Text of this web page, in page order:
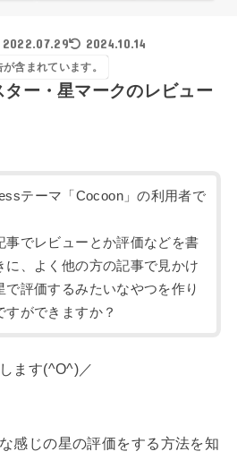
2022.07.29 2024.10.14
含まれています。
ー・星マークのレビュー
テーマ「Cocoon」の利用者で
事でレビューとか評価などを書
に、よく他の方の記事で見かけ
で評価するみたいなやつを作り
すができますか？
ます(^O^)／
感じの星の評価をする方法を知